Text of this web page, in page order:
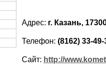
Адрес: г. Казань,
Телефон: (8162) 33-
Сайт: http://